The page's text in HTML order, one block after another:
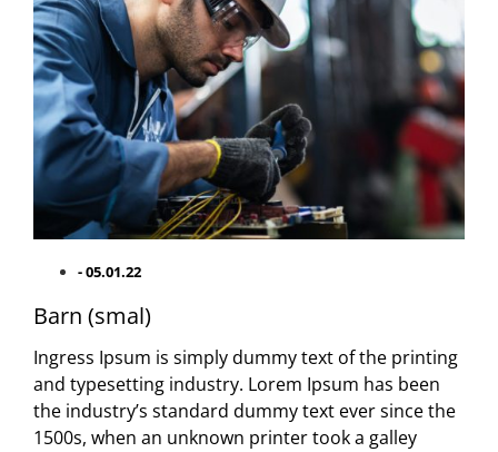
-05.01.22
Barn (smal)
Ingress Ipsum is simply dummy text of the printing
and typesetting industry. Lorem Ipsum has been
the industry’s standard dummy text ever since the
1500s, when an unknown printer took a galley